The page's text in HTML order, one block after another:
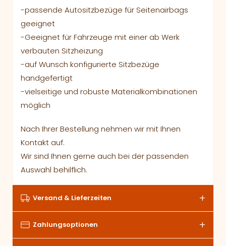
-passende Autositzbezüge für Seitenairbags
geeignet
-Geeignet für Fahrzeuge mit einer ab Werk
verbauten Sitzheizung
-auf Wunsch konfigurierte Sitzbezüge
handgefertigt
-vielseitige und robuste Materialkombinationen
möglich
Nach Ihrer Bestellung nehmen wir mit Ihnen
Kontakt auf.
Wir sind Ihnen gerne auch bei der passenden
Auswahl behilflich.
Versand & Lieferzeiten
Zahlungsoptionen